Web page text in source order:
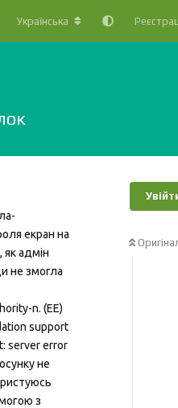
Українська
екран на
як адмін
не змогла
n. (EE)
support
server error
не
з